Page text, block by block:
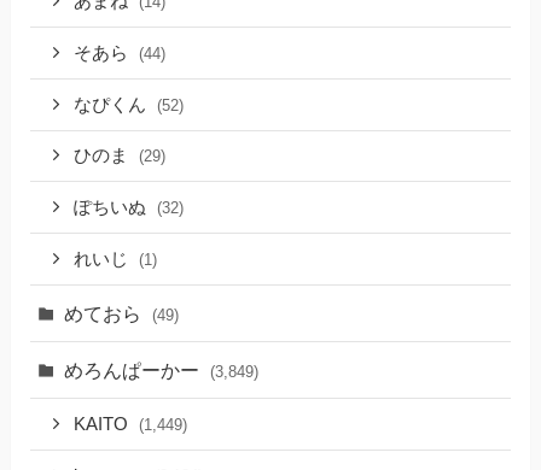
そあら (44)
なぴくん (52)
ひのま (29)
ぽちいぬ (32)
れいじ (1)
めておら (49)
めろんぱーかー (3,849)
KAITO (1,449)